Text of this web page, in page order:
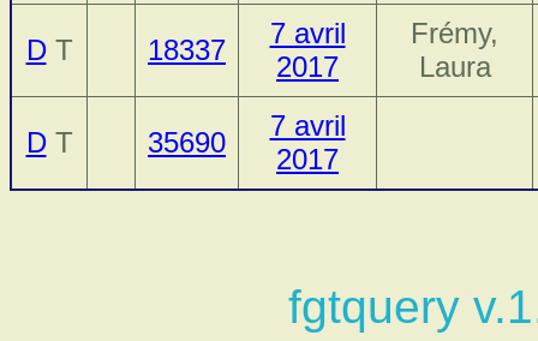
DT 18337
7 avril
2017
Frémy,
Laura
DT 35690
7 avril
2017
fgtquery